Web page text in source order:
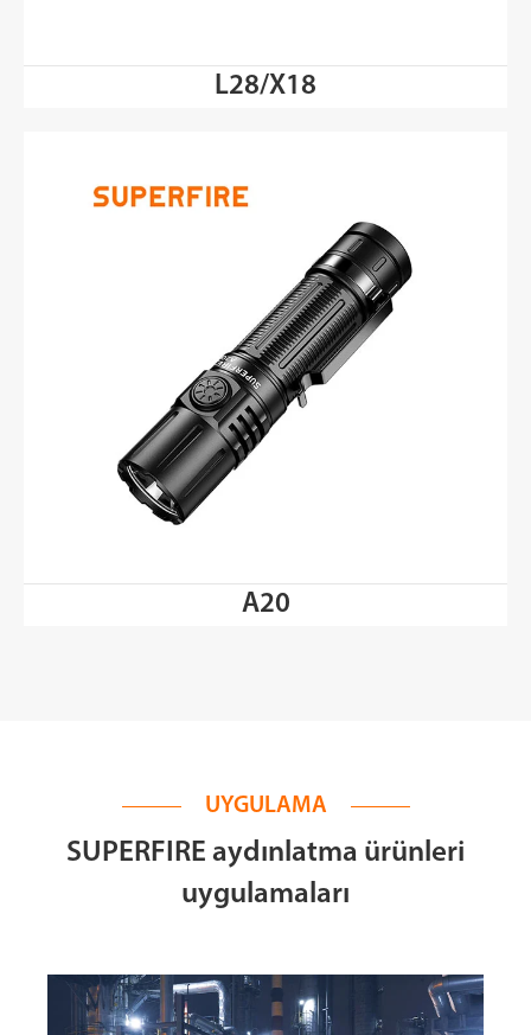
L28/X18
A20
UYGULAMA
SUPERFIRE aydınlatma ürünleri
uygulamaları